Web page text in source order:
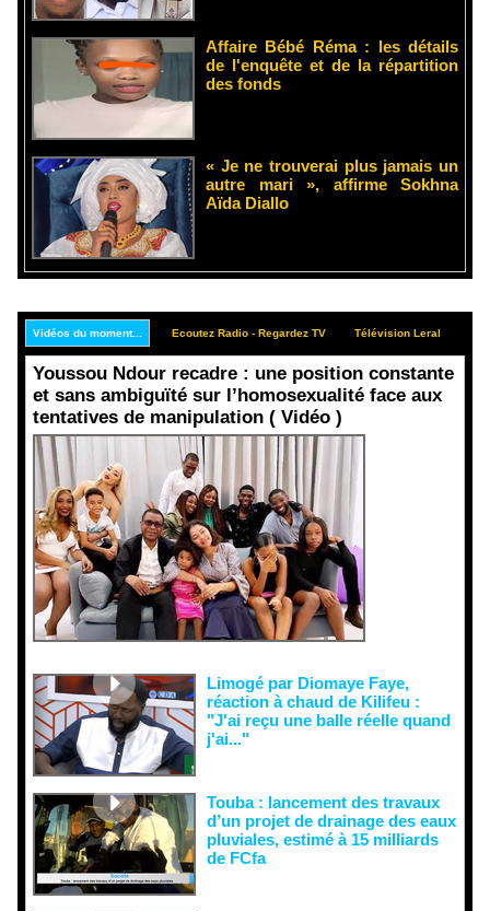
Affaire Bébé Réma : les détails
de l'enquête et de la répartition
des fonds
« Je ne trouverai plus jamais un
autre mari », affirme Sokhna
Aïda Diallo
Vidéos du moment... Ecoutez Radio - Regardez TV Télévision Leral
Youssou Ndour recadre : une position constante
et sans ambiguïté sur l’homosexualité face aux
tentatives de manipulation ( Vidéo )
Limogé par Diomaye Faye,
réaction à chaud de Kilifeu :
"J'ai reçu une balle réelle quand
j'ai..."
Touba : lancement des travaux
d’un projet de drainage des eaux
pluviales, estimé à 15 milliards
de FCfa ‎